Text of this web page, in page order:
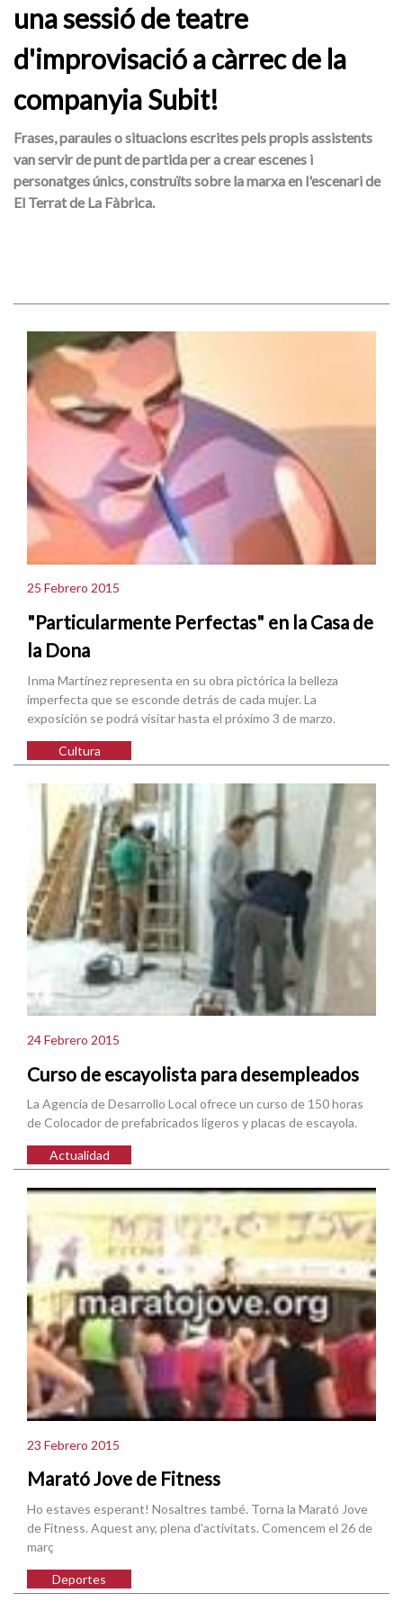
una sessió de teatre
d'improvisació a càrrec de la
companyia Subit!
Frases, paraules o situacions escrites pels propis assistents
van servir de punt de partida per a crear escenes i
personatges únics, construïts sobre la marxa en l'escenari de
El Terrat de La Fàbrica.
25 Febrero 2015
"Particularmente Perfectas" en la Casa de
la Dona
Inma Martínez representa en su obra pictórica la belleza
imperfecta que se esconde detrás de cada mujer. La
exposición se podrá visitar hasta el próximo 3 de marzo.
Cultura
24 Febrero 2015
Curso de escayolista para desempleados
La Agencia de Desarrollo Local ofrece un curso de 150 horas
de Colocador de prefabricados ligeros y placas de escayola.
Actualidad
23 Febrero 2015
Marató Jove de Fitness
Ho estaves esperant! Nosaltres també. Torna la Marató Jove
de Fitness. Aquest any, plena d'activitats. Comencem el 26 de
març
Deportes